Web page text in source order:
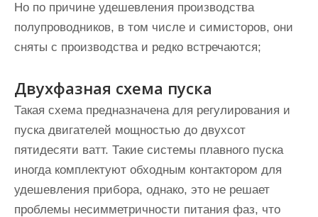
Но по причине удешевления производства
полупроводников, в том числе и симисторов, они
сняты с производства и редко встречаются;
Двухфазная схема пуска
Такая схема предназначена для регулирования и
пуска двигателей мощностью до двухсот
пятидесяти ватт. Такие системы плавного пуска
иногда комплектуют обходным контактором для
удешевления прибора, однако, это не решает
проблемы несимметричности питания фаз, что